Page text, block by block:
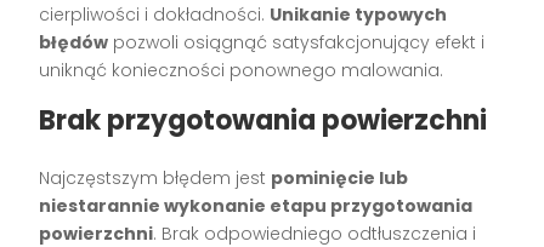
cierpliwości i dokładności. Unikanie typowych
błędów pozwoli osiągnąć satysfakcjonujący efekt i
uniknąć konieczności ponownego malowania.
Brak przygotowania powierzchni
Najczęstszym błędem jest pominięcie lub
niestarannie wykonanie etapu przygotowania
powierzchni. Brak odpowiedniego odtłuszczenia i